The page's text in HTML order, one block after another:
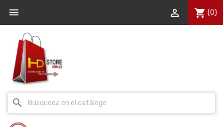
 shopping_cart (0)

search